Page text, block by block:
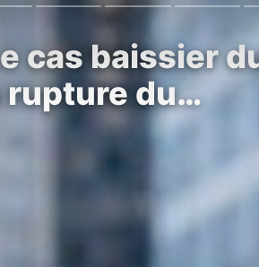
cas baissier
rupture du…